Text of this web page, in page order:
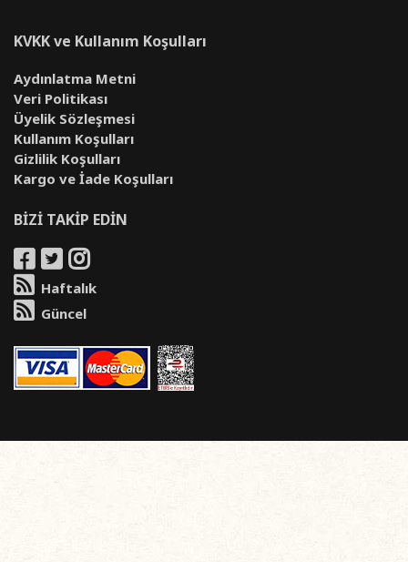
KVKK ve Kullanım Koşulları
Aydınlatma Metni
Veri Politikası
Üyelik Sözleşmesi
Kullanım Koşulları
Gizlilik Koşulları
Kargo ve İade Koşulları
BİZİ TAKİP EDİN
Haftalık
Güncel